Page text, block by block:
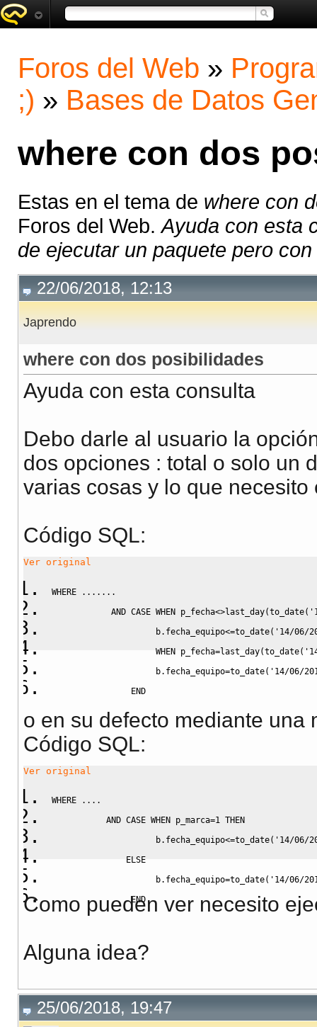
Foros del Web »
;) » Bases de Datos
where con dos
Estas en el tema de where con
Foros del Web.Ayuda con esta
de ejecutar un paquete pero
22/06/2018, 12:13
Japrendo
where con dos posibilidades
Ayuda con esta consulta
Debo darle al usuario la
dos opciones : total o solo un
varias cosas y lo que necesito
Código SQL:
Ver original
WHERE
.......
AND CASE WHEN p_fecha<>last_day(to_date(
b. fecha_equipo<=to_date( '14/06/
WHEN p_fecha=last_day(to_date(
b. fecha_equipo=to_date( '14/06/
END
o en su defecto mediante una
Código SQL:
Ver original
WHERE
....
AND CASE WHEN p_marca=1 THEN
b. fecha_equipo<=to_date( '14/06/
ELSE
b. fecha_equipo=to_date( '14/06/
END
Como pueden ver necesito
Alguna idea?
25/06/2018, 19:47